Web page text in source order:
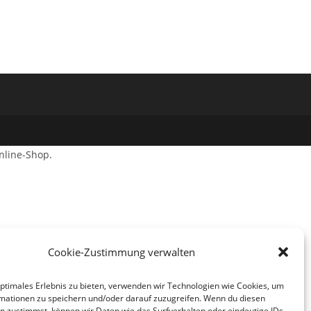
Cookie-Zustimmung verwalten
Erlebnis zu bieten, verwenden wir Technologien wie Cookies, um
zu speichern und/oder darauf zuzugreifen. Wenn du diesen
Shop.